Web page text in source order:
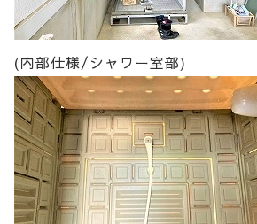
(内部仕様/シャワー室部)